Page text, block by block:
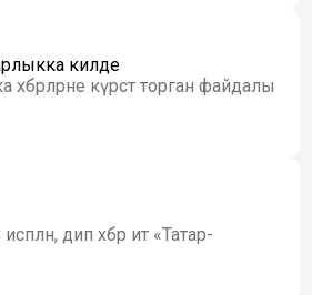
килде
күрсәтә торган файдалы
дип хәбәр итә «Татар-